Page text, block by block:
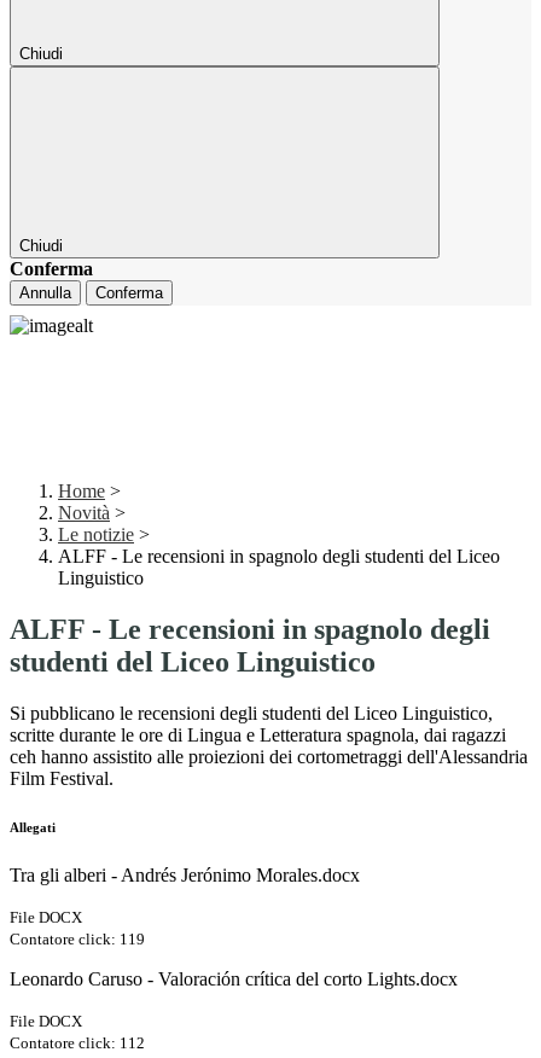
Chiudi
Chiudi
Conferma
Annulla Conferma
Home >
Novità >
Le notizie >
ALFF - Le recensioni in spagnolo degli studenti del Liceo
Linguistico
ALFF - Le recensioni in spagnolo degli
studenti del Liceo Linguistico
Si pubblicano le recensioni degli studenti del Liceo Linguistico,
scritte durante le ore di Lingua e Letteratura spagnola, dai ragazzi
ceh hanno assistito alle proiezioni dei cortometraggi dell'Alessandria
Film Festival.
Allegati
Tra gli alberi - Andrés Jerónimo Morales.docx
File DOCX
Contatore click: 119
Leonardo Caruso - Valoración crítica del corto Lights.docx
File DOCX
Contatore click: 112